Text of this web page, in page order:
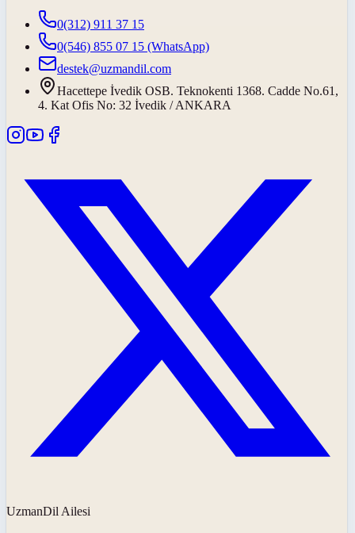
0(312) 911 37 15
0(546) 855 07 15 (WhatsApp)
destek@uzmandil.com
Hacettepe İvedik OSB. Teknokenti 1368. Cadde No.61,
4. Kat Ofis No: 32 İvedik / ANKARA
UzmanDil Ailesi